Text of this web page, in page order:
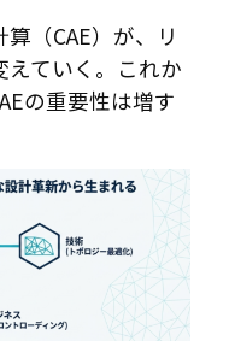
（CAE）が、リ
ていく。これか
の重要性は増す